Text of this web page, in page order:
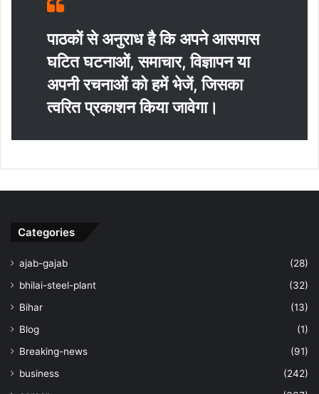
पाठकों से अनुराध है कि अपने आसपास
घटित घटनाओं, समाचार, विज्ञापन या
अपनी रचनाओं को हमें भेजें, जिसका
त्‍वरित प्रकाशन किया जावेगा।
Categories
ajab-gajab
(28)
bhilai-steel-plant
(32)
Bihar
(13)
Blog
(1)
Breaking-news
(91)
business
(242)